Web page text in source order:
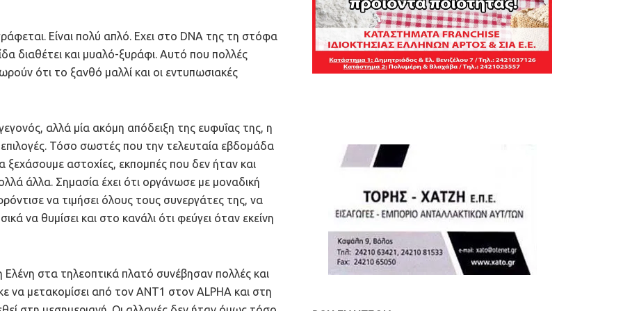
Είναι πολύ απλό. Εχει στο DNA της τη στόφα
διαθέτει και μυαλό-ξυράφι. Αυτό που πολλές
ότι το ξανθό μαλλί και οι εντυπωσιακές
αλλά μία ακόμη απόδειξη της ευφυΐας της, η
Τόσο σωστές που την τελευταία εβδομάδα
αστοχίες, εκπομπές που δεν ήταν και
άλλα. Σημασία έχει ότι οργάνωσε με μοναδική
να τιμήσει όλους τους συνεργάτες της, να
να θυμίσει και στο κανάλι ότι φεύγει όταν εκείνη
στα τηλεοπτικά πλατό συνέβησαν πολλές και
να μετακομίσει από τον ΑΝΤ1 στον ALPHA και στη